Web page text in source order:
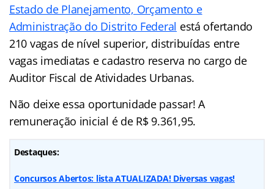
Estado de Planejamento, Orçamento e
Administração do Distrito Federal está ofertando
210 vagas de nível superior, distribuídas entre
vagas imediatas e cadastro reserva no cargo de
Auditor Fiscal de Atividades Urbanas.
Não deixe essa oportunidade passar! A
remuneração inicial é de R$ 9.361,95.
Destaques:
Concursos Abertos: lista ATUALIZADA! Diversas vagas!